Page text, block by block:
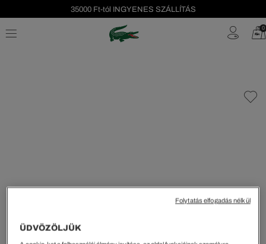
35000 Ft-tól INGYENES SZÁLLÍTÁS
Szezonális leárazás akár -40%! 0
ÜDVÖZÖLJÜK
Folytatás elfogadás nélkül